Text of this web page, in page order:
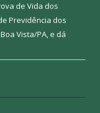
de Vida dos
Previdência dos
Vista/PA, e dá